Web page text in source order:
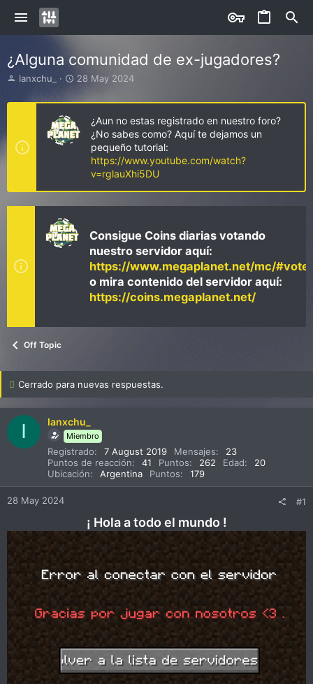
¿Alguna comunidad de ex-jugadores?
I
i
a
d
d
a
Ianxchu_
S
a
t
d
28 May 2024
¿Aun no estas registrado en nuestro foro?
¿No sabes como? Aquí te dejamos un
pequeño tutorial:
https://www.youtube.com/watch?
v=rglauXhi5DU
Consigue Coins diarias votando
nuestro servidor aquí:
https://www.megaplanet.net/mc/#vote
o mira contenido del servidor aquí:
https://coins.megaplanet.net/
Off Topic
Cerrado para nuevas respuestas.
I Ianxchu_
Miembro
Registrado 7 August 2019 Mensajes
23
Puntos de reacción
41 Puntos 262 Edad
20
Ubicación
Argentina Puntos 179
28 May 2024 #1
¡ Hola a todo el mundo !